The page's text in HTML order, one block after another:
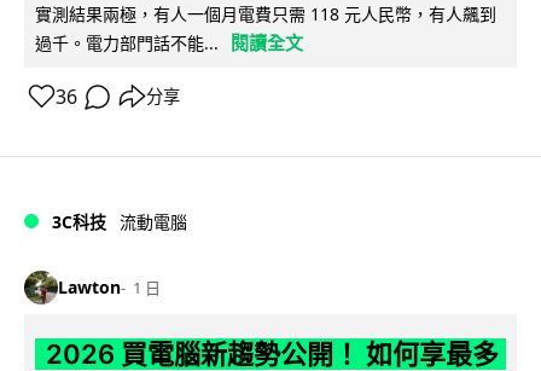
實測結果兩極，有人一個月電費只需 118 元人民幣，有人飆到
過千。電力部門話不能...
閱讀全文
36 分享
3C科技 流動電腦
Lawton 1 日
2026 買電腦新趨勢公開！ 如何享最多